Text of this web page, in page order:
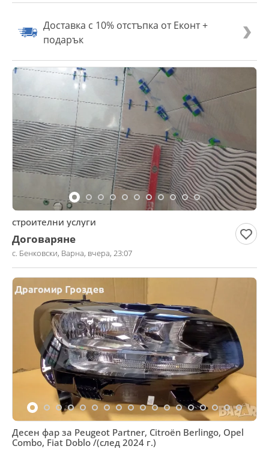
Доставка с 10% отстъпка от Еконт +
подарък
строителни услуги
Договаряне
с. Бенковски, Варна, вчера, 23:07
Десен фар за Peugeot Partner, Citroën Berlingo, Opel
Combo, Fiat Doblo /(след 2024 г.)